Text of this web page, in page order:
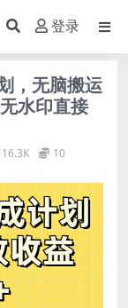
登录
，无脑搬运
水印直接
16.3K 10